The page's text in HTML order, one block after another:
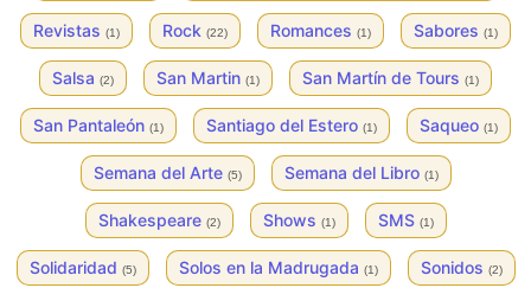
Revistas (1) Rock (22) Romances (1) Sabores (1)
Salsa (2) San Martin (1) San Martín de Tours (1)
San Pantaleón (1) Santiago del Estero (1) Saqueo (1)
Semana del Arte (5) Semana del Libro (1)
Shakespeare (2) Shows (1) SMS (1)
Solidaridad (5) Solos en la Madrugada (1) Sonidos (2)